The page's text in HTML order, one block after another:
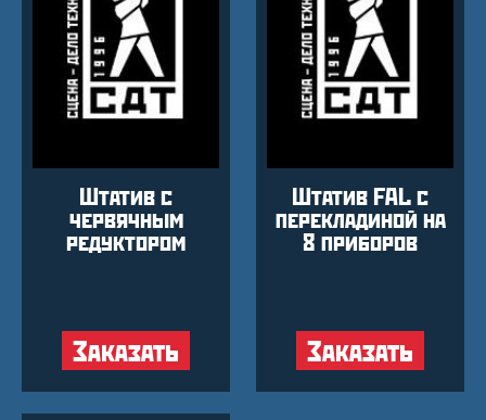
Штатив с
червячным
редуктором
Заказать
Штатив FAL с
перекладиной на
8 приборов
Заказать